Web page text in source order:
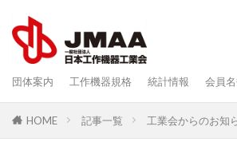
団体案内 工作機器規格 統計情報 会員
HOME 記事一覧 工業会からのお知